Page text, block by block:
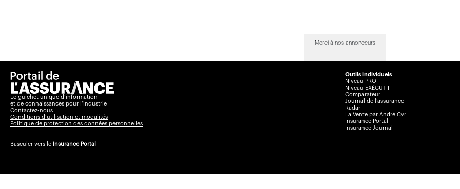
Merci à nos annonceurs
Le guichet unique d’information
et de connaissances pour l’industrie
Contactez-nous
Conditions d’utilisation et modalités
Politique de protection des données personnelles
Basculer vers le Insurance Portal
Outils individuels
Niveau PRO
Niveau EXÉCUTIF
Comparateur
Journal de l’assurance
Radar
La Vente par André Cyr
Insurance Portal
Insurance Journal